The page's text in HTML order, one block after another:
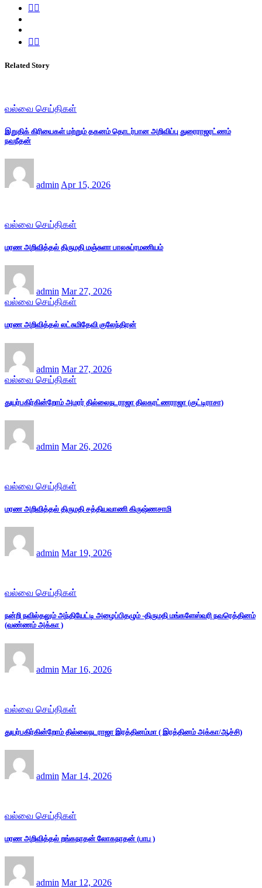
Related Story
வல்வை செய்திகள்
இறுதிக் கிரியைகள் மற்றும் தகனம் தொடர்பான அறிவிப்பு துரைராஜரட்ணம்
நவநீதன்
admin Apr 15, 2026
வல்வை செய்திகள்
மரண அறிவித்தல் திருமதி மஞ்சுளா பாலசுப்ரமணியம்
admin Mar 27, 2026
வல்வை செய்திகள்
மரண அறிவித்தல் லட்சுமிதேவி குலேந்திரன்
admin Mar 27, 2026
வல்வை செய்திகள்
துயர்பகிர்கின்றோம் அமரர் தில்லைநடராஜா திலகரட்ணராஜா (குட்டிராசா)
admin Mar 26, 2026
வல்வை செய்திகள்
மரண அறிவித்தல் திருமதி சத்தியவாணி கிருஷ்ணசாமி
admin Mar 19, 2026
வல்வை செய்திகள்
நன்றி நவில்தலும் அந்தியேட்டி அழைப்பிதழும் -திருமதி மங்களேஸ்வரி நவரெத்தினம்
(வண்ணம் அக்கா )
admin Mar 16, 2026
வல்வை செய்திகள்
துயர்பகிர்கின்றோம் தில்லைநடராஜா இரத்தினம்மா ( இரத்தினம் அக்கா/ஆச்சி)
admin Mar 14, 2026
வல்வை செய்திகள்
மரண அறிவித்தல் றங்கநாதன் லோகநாதன் (பாபு )
admin Mar 12, 2026